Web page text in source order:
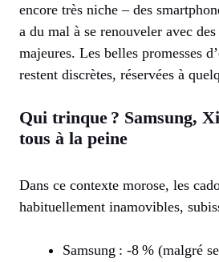
encore très niche – des
a du mal à se renouveler avec
majeures. Les belles promesses
restent discrètes, réservées à
Qui trinque ? Samsung,
tous à la peine
Dans ce contexte morose, les
habituellement inamovibles,
Samsung : -8 % (malgré